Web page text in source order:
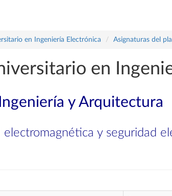
en Ingeniería Electrónica Asignaturas del
en
y Arquitectura
y seguridad